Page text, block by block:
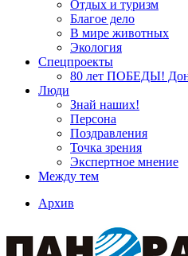
Отдых и туризм
Благое дело
В мире животных
Экология
Спецпроекты
80 лет ПОБЕДЫ!
Люди
Знай наших!
Персона
Поздравления
Точка зрения
Экспертное мнение
Между тем
Архив